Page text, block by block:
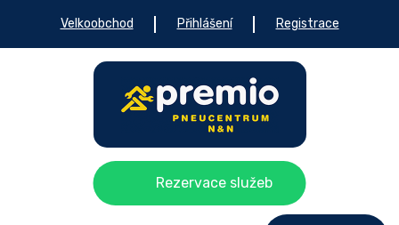
Velkoobchod Přihlášení Registrace
Rezervace služeb